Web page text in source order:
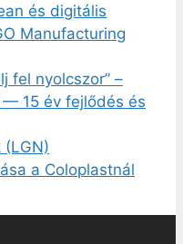
és digitális
Manufacturing
fel nyolcszor” –
— 15 év fejlődés és
(LGN)
a Coloplastnál